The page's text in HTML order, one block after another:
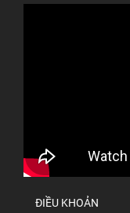
ĐIỀU KHOẢN